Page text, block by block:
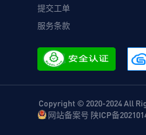
提交工单
服务条款
Copyright © 2020-2024 All
网站备案号 陕ICP备